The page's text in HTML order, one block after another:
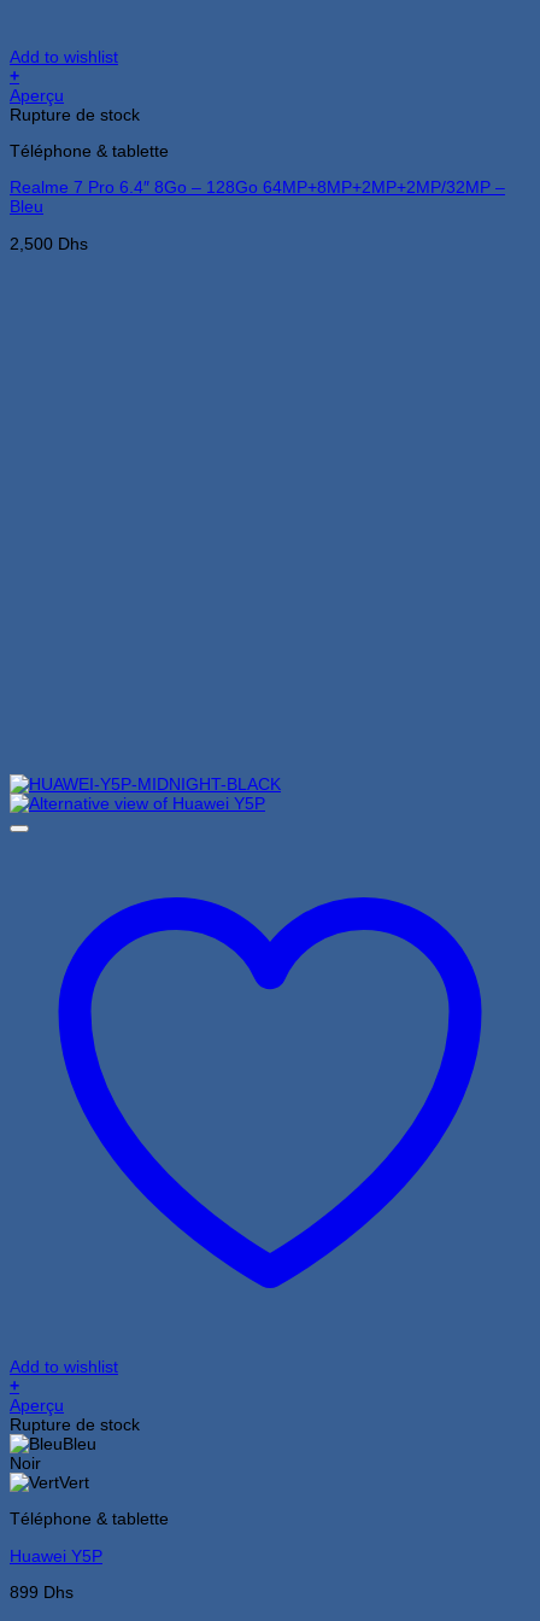
Add to wishlist
+
Aperçu
Rupture de stock
Téléphone & tablette
Realme 7 Pro 6.4″ 8Go – 128Go 64MP+8MP+2MP+2MP/32MP –
Bleu
2,500 Dhs
Add to wishlist
+
Ce
produit
a
plusieurs
variations.
options
être
sur
Aperçu
Rupture de stock
Bleu
Noir
Vert
Téléphone & tablette
Huawei Y5P
899 Dhs